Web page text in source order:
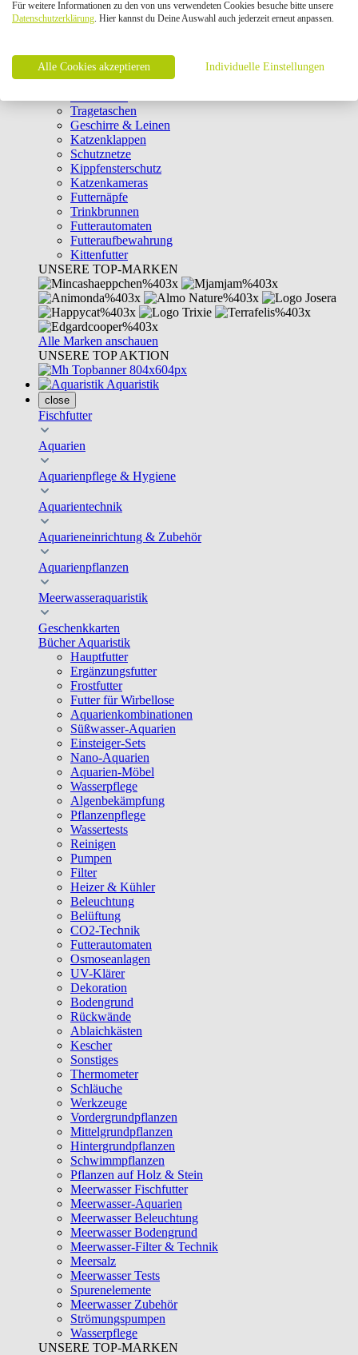
Intelligenzspielzeug
Laserpointer & Elektrospielzeug
Clicker & Target Sticks für Katzen
Weiteres Katzenspielzeug
Transportboxen
Tragetaschen
Geschirre & Leinen
Katzenklappen
Schutznetze
Kippfensterschutz
Katzenkameras
Futternäpfe
Trinkbrunnen
Futterautomaten
Futteraufbewahrung
Kittenfutter
UNSERE TOP-MARKEN
Alle Marken anschauen
UNSERE TOP AKTION
Aquaristik
close
Fischfutter
Aquarien
Aquarienpflege & Hygiene
Aquarientechnik
Aquarieneinrichtung & Zubehör
Aquarienpflanzen
Meerwasseraquaristik
Geschenkkarten
Bücher Aquaristik
Hauptfutter
Ergänzungsfutter
Frostfutter
Futter für Wirbellose
Aquarienkombinationen
Süßwasser-Aquarien
Einsteiger-Sets
Nano-Aquarien
Aquarien-Möbel
Wasserpflege
Algenbekämpfung
Pflanzenpflege
Wassertests
Reinigen
Pumpen
Filter
Heizer & Kühler
Beleuchtung
Belüftung
CO2-Technik
Futterautomaten
Osmoseanlagen
UV-Klärer
Dekoration
Bodengrund
Rückwände
Ablaichkästen
Kescher
Sonstiges
Thermometer
Schläuche
Werkzeuge
Vordergrundpflanzen
Mittelgrundpflanzen
Hintergrundpflanzen
Schwimmpflanzen
Pflanzen auf Holz & Stein
Meerwasser Fischfutter
Meerwasser-Aquarien
Meerwasser Beleuchtung
Meerwasser Bodengrund
Meerwasser-Filter & Technik
Meersalz
Meerwasser Tests
Spurenelemente
Meerwasser Zubehör
Strömungspumpen
Wasserpflege
UNSERE TOP-MARKEN
Für weitere Informationen zu den von uns verwendeten Cookies besuche bitte unsere
Datenschutzerklärung. Hier kannst du Deine Auswahl auch jederzeit erneut anpassen.
Alle Cookies akzeptieren Individuelle Einstellungen